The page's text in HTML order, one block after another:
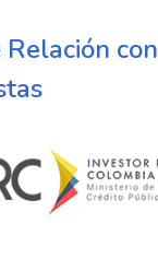
con